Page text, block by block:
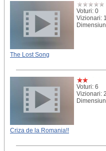
Voturi: 0
Vizionari:
The Lost Song
Voturi: 6
Vizionari:
Criza de la Romania!!